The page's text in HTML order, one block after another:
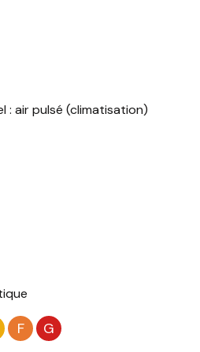
auxquels ce bien est
: air pulsé (climatisation)
F G